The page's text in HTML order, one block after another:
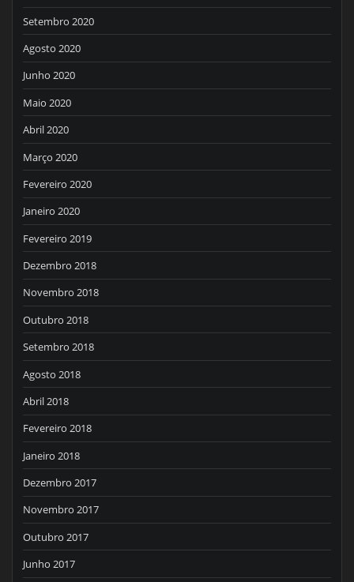
Setembro 2020
Agosto 2020
Junho 2020
Maio 2020
Abril 2020
Março 2020
Fevereiro 2020
Janeiro 2020
Fevereiro 2019
Dezembro 2018
Novembro 2018
Outubro 2018
Setembro 2018
Agosto 2018
Abril 2018
Fevereiro 2018
Janeiro 2018
Dezembro 2017
Novembro 2017
Outubro 2017
Junho 2017